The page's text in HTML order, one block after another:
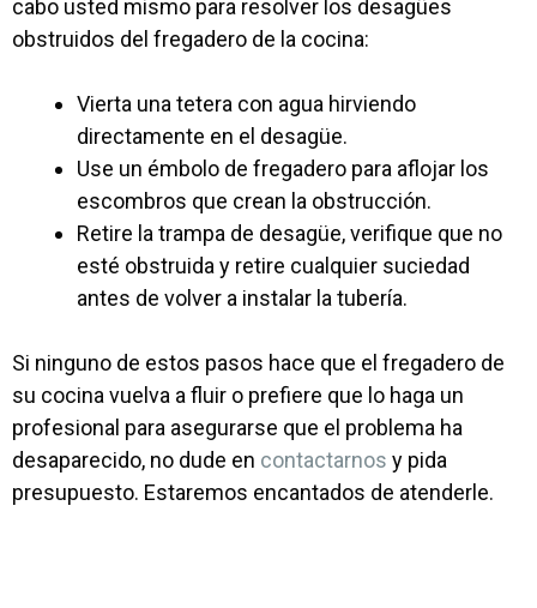
cabo usted mismo para resolver los desagües
obstruidos del fregadero de la cocina:
Vierta una tetera con agua hirviendo
directamente en el desagüe.
Use un émbolo de fregadero para aflojar los
escombros que crean la obstrucción.
Retire la trampa de desagüe, verifique que no
esté obstruida y retire cualquier suciedad
antes de volver a instalar la tubería.
Si ninguno de estos pasos hace que el fregadero de
su cocina vuelva a fluir o prefiere que lo haga un
profesional para asegurarse que el problema ha
desaparecido, no dude en contactarnos y pida
presupuesto. Estaremos encantados de atenderle.